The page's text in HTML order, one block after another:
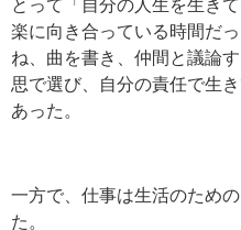
とって「自分の人生を生き
楽に向き合っている時間だ
ね、曲を書き、仲間と議論
思で選び、自分の責任で生
あった。
一方で、仕事は生活のため
た。